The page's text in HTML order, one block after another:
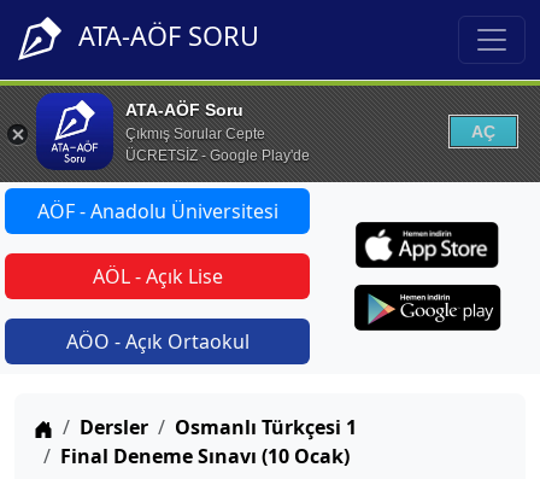
ATA-AÖF SORU
ATA-AÖF Soru
Çıkmış Sorular Cepte
ÜCRETSİZ - Google Play'de
AÇ
AÖF - Anadolu Üniversitesi
AÖL - Açık Lise
AÖO - Açık Ortaokul
Anasayfa
Dersler
Osmanlı Türkçesi 1
Final Deneme Sınavı (10 Ocak)